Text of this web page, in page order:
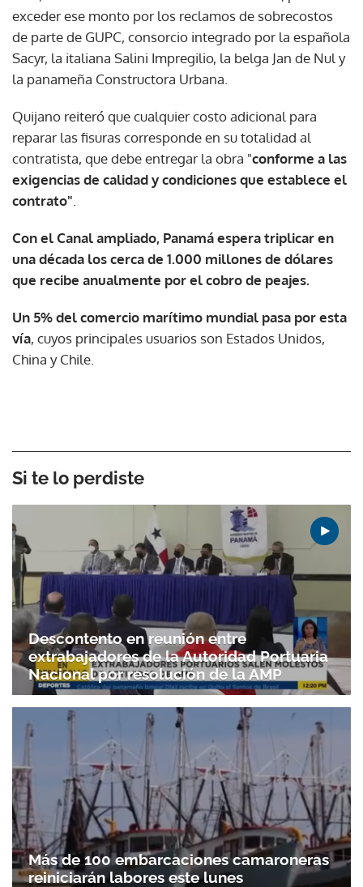
Gracias por suscribirte a nuestro boletín.
ACEPTAR
exceder ese monto por los reclamos de sobrecostos
de parte de GUPC, consorcio integrado por la española
Sacyr, la italiana Salini Impregilio, la belga Jan de Nul y
la panameña Constructora Urbana.
Quijano reiteró que cualquier costo adicional para
reparar las fisuras corresponde en su totalidad al
contratista, que debe entregar la obra "conforme a las
exigencias de calidad y condiciones que establece el
contrato"
Con el Canal ampliado, Panamá espera triplicar en
una década los cerca de 1.000 millones de dólares
que recibe anualmente por el cobro de peajes.
Un 5% del comercio marítimo mundial pasa por esta
vía, cuyos principales usuarios son Estados Unidos,
China y Chile.
Si te lo perdiste
Descontento en reunión entre
extrabajadores de la Autoridad Portuaria
Nacional por resolución de la AMP
Más de 100 embarcaciones camaroneras
reiniciarán labores este lunes